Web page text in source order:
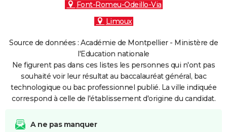
Font-Romeu-Odeillo-Via
Limoux
Source de données : Académie de Montpellier - Ministère de
l'Education nationale
Ne figurent pas dans ces listes les personnes qui n'ont pas
souhaité voir leur résultat au baccalauréat général, bac
technologique ou bac professionnel publié. La ville indiquée
correspond à celle de l'établissement d'origine du candidat.
A ne pas manquer